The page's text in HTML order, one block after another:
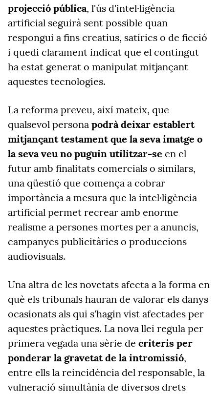
projecció pública, l'ús d'intel·ligència
artificial seguirà sent possible quan
respongui a fins creatius, satírics o de ficció
i quedi clarament indicat que el contingut
ha estat generat o manipulat mitjançant
aquestes tecnologies.
La reforma preveu, així mateix, que
qualsevol persona podrà deixar establert
mitjançant testament que la seva imatge o
la seva veu no puguin utilitzar-se en el
futur amb finalitats comercials o similars,
una qüestió que comença a cobrar
importància a mesura que la intel·ligència
artificial permet recrear amb enorme
realisme a persones mortes per a anuncis,
campanyes publicitàries o produccions
audiovisuals.
Una altra de les novetats afecta a la forma en
què els tribunals hauran de valorar els danys
ocasionats als qui s'hagin vist afectades per
aquestes pràctiques. La nova llei regula per
primera vegada una sèrie de criteris per
ponderar la gravetat de la intromissió,
entre ells la reincidència del responsable, la
vulneració simultània de diversos drets